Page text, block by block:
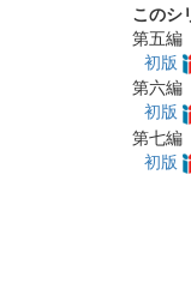
このシ
第五編
初版
第六編
初版
第七編
初版